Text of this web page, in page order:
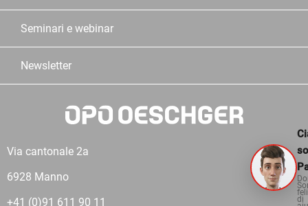
Seminari e webinar
Newsletter
Via cantonale 2a
6928 Manno
+41 (0)91 611 90 11
di